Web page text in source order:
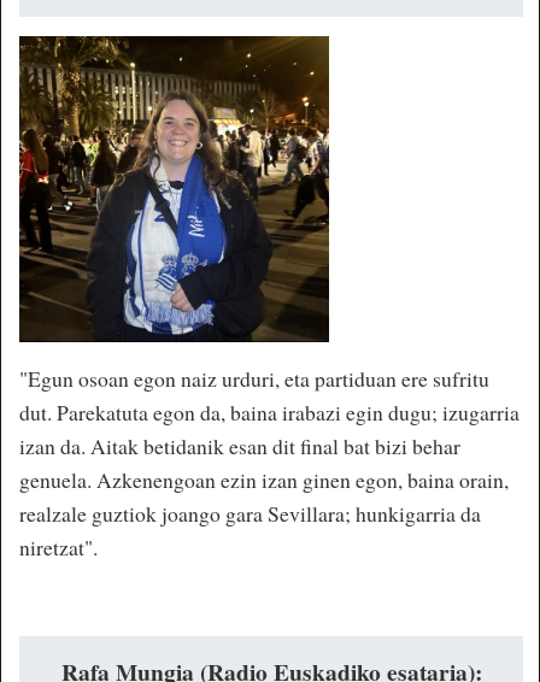
"Egun osoan egon naiz urduri, eta partiduan ere sufritu
dut. Parekatuta egon da, baina irabazi egin dugu; izugarria
izan da. Aitak betidanik esan dit final bat bizi behar
genuela. Azkenengoan ezin izan ginen egon, baina orain,
realzale guztiok joango gara Sevillara; hunkigarria da
niretzat".
Rafa Mungia (Radio Euskadiko esataria):